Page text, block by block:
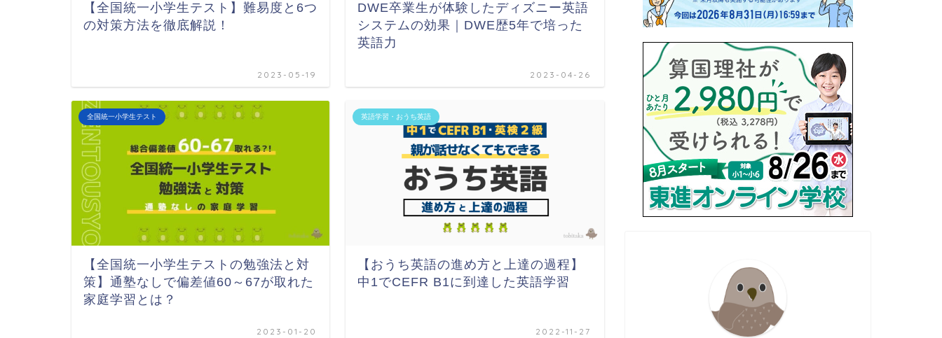
【全国統一小学生テスト】難易度と6つ
の対策方法を徹底解説！
2023-05-19
DWE卒業生が体験したディズニー英語
システムの効果｜DWE歴5年で培った
英語力
2023-04-26
全国統一小学生テスト
【全国統一小学生テストの勉強法と対
策】通塾なしで偏差値60～67が取れた
家庭学習とは？
2023-01-20
英語学習・おうち英語
【おうち英語の進め方と上達の過程】
中1でCEFR B1に到達した英語学習
2022-11-27